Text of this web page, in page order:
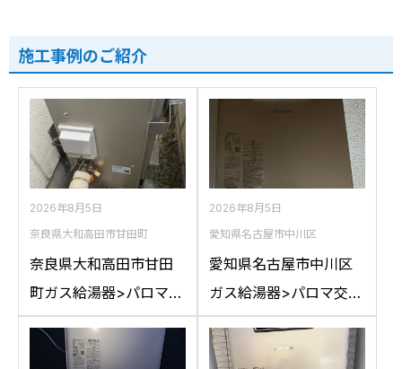
施工事例のご紹介
2026年8月5日
奈良県大和高田市甘田町
奈良県大和高田市甘田
町ガス給湯器>パロマ交
換工事施工事例：リン
ナイRFS-A2400SAか
2026年8月5日
愛知県名古屋市中川区
愛知県名古屋市中川区
ガス給湯器>パロマ交換
工事施工事例：ハウス
テックWZ161FEPから